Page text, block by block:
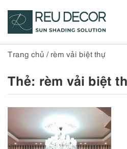
Trang chủ / rèm vải biệt thự
Thẻ: rèm vải biệt